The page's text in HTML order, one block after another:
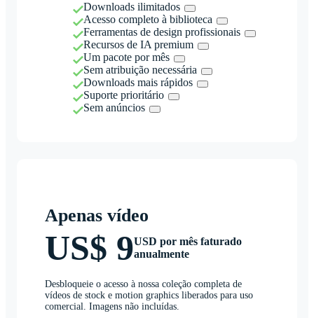
Downloads ilimitados
Acesso completo à biblioteca
Ferramentas de design profissionais
Recursos de IA premium
Um pacote por mês
Sem atribuição necessária
Downloads mais rápidos
Suporte prioritário
Sem anúncios
Apenas vídeo
US$ 9USD por mês faturado
anualmente
Desbloqueie o acesso à nossa coleção completa de
vídeos de stock e motion graphics liberados para uso
comercial. Imagens não incluídas.